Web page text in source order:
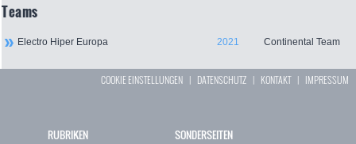
Teams
Electro Hiper Europa 2021 Continental Team
COOKIE EINSTELLUNGEN | DATENSCHUTZ | KONTAKT| IMPRESSUM
RUBRIKEN SONDERSEITEN